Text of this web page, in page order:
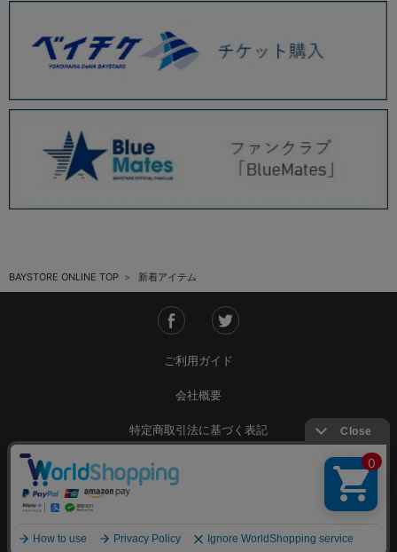
BAYSTORE ONLINE TOP 新着アイテム
ご利用ガイド
会社概要
特定商取引法に基づく表記
ご利用規約
Copyright © YOKOHAMA DeNA BAYSTARS All Rights Reserved.